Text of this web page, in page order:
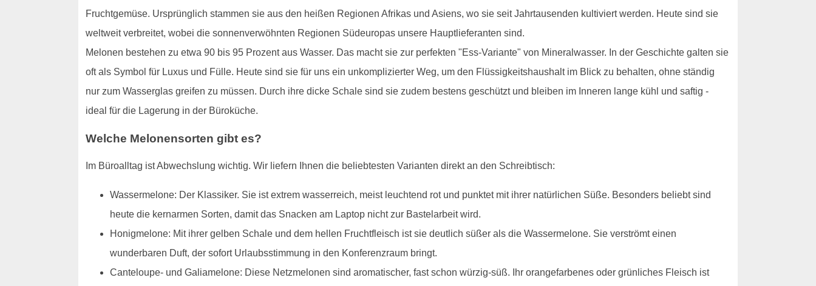
Fruchtgemüse. Ursprünglich stammen sie aus den heißen Regionen Afrikas und Asiens, wo sie seit Jahrtausenden kultiviert werden. Heute sind sie
weltweit verbreitet, wobei die sonnenverwöhnten Regionen Südeuropas unsere Hauptlieferanten sind.
Melonen bestehen zu etwa 90 bis 95 Prozent aus Wasser. Das macht sie zur perfekten "Ess-Variante" von Mineralwasser. In der Geschichte galten sie
oft als Symbol für Luxus und Fülle. Heute sind sie für uns ein unkomplizierter Weg, um den Flüssigkeitshaushalt im Blick zu behalten, ohne ständig
nur zum Wasserglas greifen zu müssen. Durch ihre dicke Schale sind sie zudem bestens geschützt und bleiben im Inneren lange kühl und saftig -
ideal für die Lagerung in der Büroküche.
Welche Melonensorten gibt es?
Im Büroalltag ist Abwechslung wichtig. Wir liefern Ihnen die beliebtesten Varianten direkt an den Schreibtisch:
Wassermelone: Der Klassiker. Sie ist extrem wasserreich, meist leuchtend rot und punktet mit ihrer natürlichen Süße. Besonders beliebt sind
heute die kernarmen Sorten, damit das Snacken am Laptop nicht zur Bastelarbeit wird.
Honigmelone: Mit ihrer gelben Schale und dem hellen Fruchtfleisch ist sie deutlich süßer als die Wassermelone. Sie verströmt einen
wunderbaren Duft, der sofort Urlaubsstimmung in den Konferenzraum bringt.
Canteloupe- und Galiamelone: Diese Netzmelonen sind aromatischer, fast schon würzig-süß. Ihr orangefarbenes oder grünliches Fleisch ist